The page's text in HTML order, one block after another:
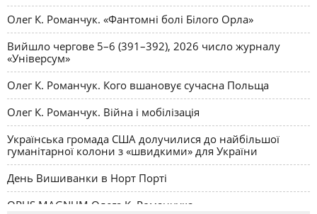
Олег К. Романчук. «Фантомні болі Білого Орла»
Вийшло чергове 5–6 (391–392), 2026 число журналу
«Універсум»
Олег К. Романчук. Кого вшановує сучасна Польща
Олег К. Романчук. Війна і мобілізація
Українська громада США долучилися до найбільшої
гуманітарної колони з «швидкими» для України
День Вишиванки в Норт Порті
OPUS MAGNUM Олега К. Романчука